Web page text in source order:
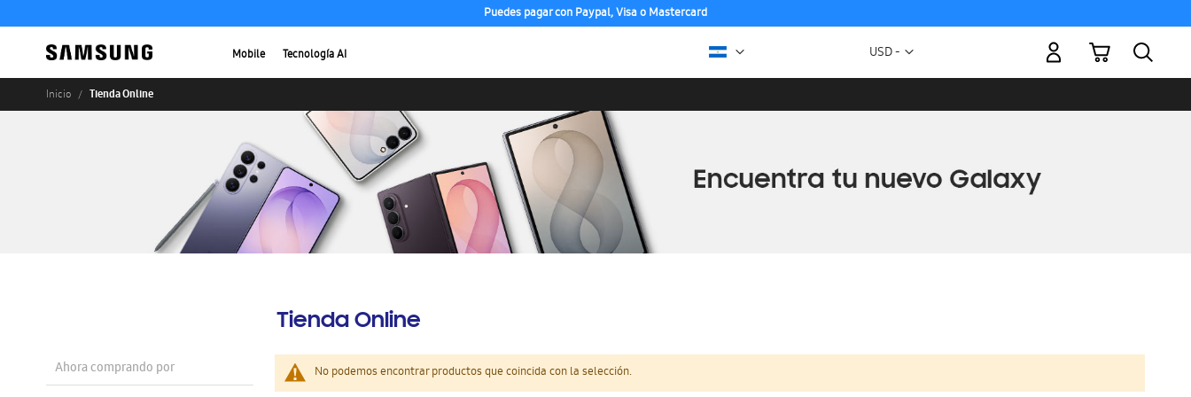
Puedes pagar con Paypal, Visa o Mastercard
Mobile Tecnología AI Moneda
USD -
Mi carrito
Inicio Tienda Online
Tienda Online
No podemos encontrar productos que coincida con la selección.
Ahora comprando por